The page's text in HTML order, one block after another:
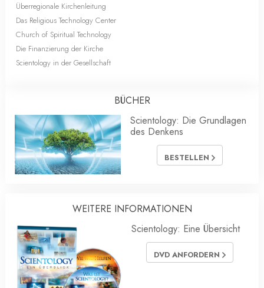
Überregionale Kirchenleitung
Das Religious Technology Center
Church of Spiritual Technology
Die Finanzierung der Kirche
Scientology in der Gesellschaft
BÜCHER
Scientology: Die Grundlagen
des Denkens
BESTELLEN
WEITERE INFORMATIONEN
Scientology: Eine Übersicht
DVD ANFORDERN